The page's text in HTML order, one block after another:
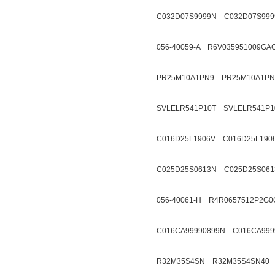
C032D07S9999N
056-40059-A
PR25M10A1PN9
SVLELR541P10T
C016D25L1906V
C025D25S0613N
056-40061-H
C016CA99990899N
R32M35S4SN R32M35S4SN40